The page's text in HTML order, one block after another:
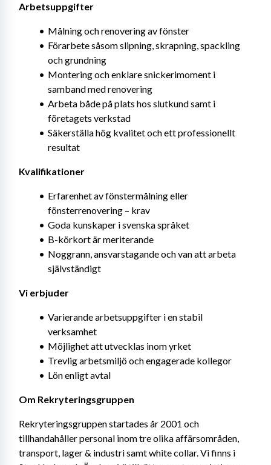
Arbetsuppgifter
Målning och renovering av fönster
Förarbete såsom slipning, skrapning, spackling
och grundning
Montering och enklare snickerimoment i
samband med renovering
Arbeta både på plats hos slutkund samt i
företagets verkstad
Säkerställa hög kvalitet och ett professionellt
resultat
Kvalifikationer
Erfarenhet av fönstermålning eller
fönsterrenovering – krav
Goda kunskaper i svenska språket
B-körkort är meriterande
Noggrann, ansvarstagande och van att arbeta
självständigt
Vi erbjuder
Varierande arbetsuppgifter i en stabil
verksamhet
Möjlighet att utvecklas inom yrket
Trevlig arbetsmiljö och engagerade kollegor
Lön enligt avtal
Om Rekryteringsgruppen
Rekryteringsgruppen startades år 2001 och
tillhandahåller personal inom tre olika affärsområden,
transport, lager & industri samt white collar. Vi finns i